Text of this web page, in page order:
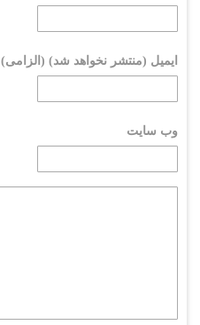
ایمیل (منتشر نخواهد شد) (الزامی)
وب سایت